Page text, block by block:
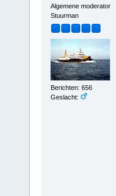
Algemene moderator
Stuurman
Berichten: 656
Geslacht: